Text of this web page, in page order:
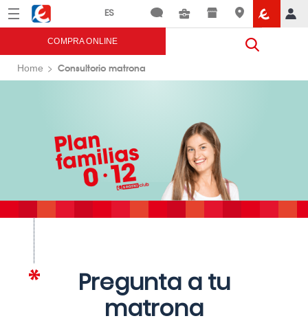
Menú Eroski
COMPRA ONLINE
Home Consultorio matrona
Pregunta a tu
matrona